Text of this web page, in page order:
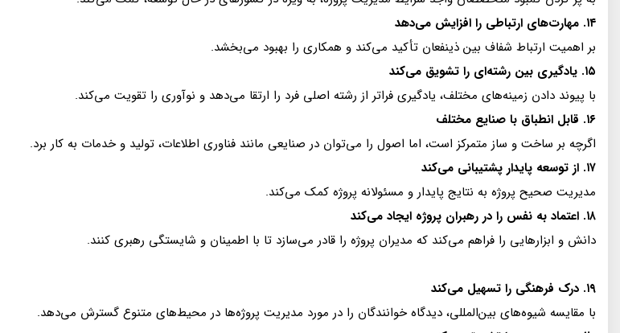
۱۴. مهارت‌های ارتباطی را افزایش می‌دهد
بر اهمیت ارتباط شفاف بین ذینفعان تأکید می‌کند و همکاری را بهبود می‌بخشد.
۱۵. یادگیری بین رشته‌ای را تشویق می‌کند
با پیوند دادن زمینه‌های مختلف، یادگیری فراتر از رشته اصلی فرد را ارتقا می‌دهد و نوآوری را تقویت می‌کند.
۱۶. قابل انطباق با صنایع مختلف
اگرچه بر ساخت و ساز متمرکز است، اما اصول را می‌توان در صنایعی مانند فناوری اطلاعات، تولید و خدمات به کار برد.
۱۷. از توسعه پایدار پشتیبانی می‌کند
مدیریت صحیح پروژه به نتایج پایدار و مسئولانه پروژه کمک می‌کند.
۱۸. اعتماد به نفس را در رهبران پروژه ایجاد می‌کند
دانش و ابزارهایی را فراهم می‌کند که مدیران پروژه را قادر می‌سازد تا با اطمینان و شایستگی رهبری کنند.
۱۹. درک فرهنگی را تسهیل می‌کند
با مقایسه شیوه‌های بین‌المللی، دیدگاه خوانندگان را در مورد مدیریت پروژه‌ها در محیط‌های متنوع گسترش می‌دهد.